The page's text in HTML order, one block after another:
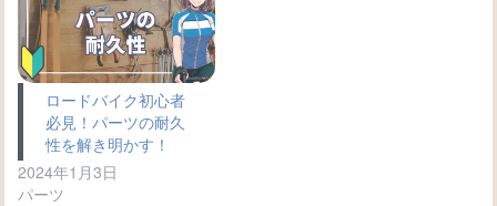
ロードバイク初心者
必見！パーツの耐久
性を解き明かす！
2024年1月3日
パーツ